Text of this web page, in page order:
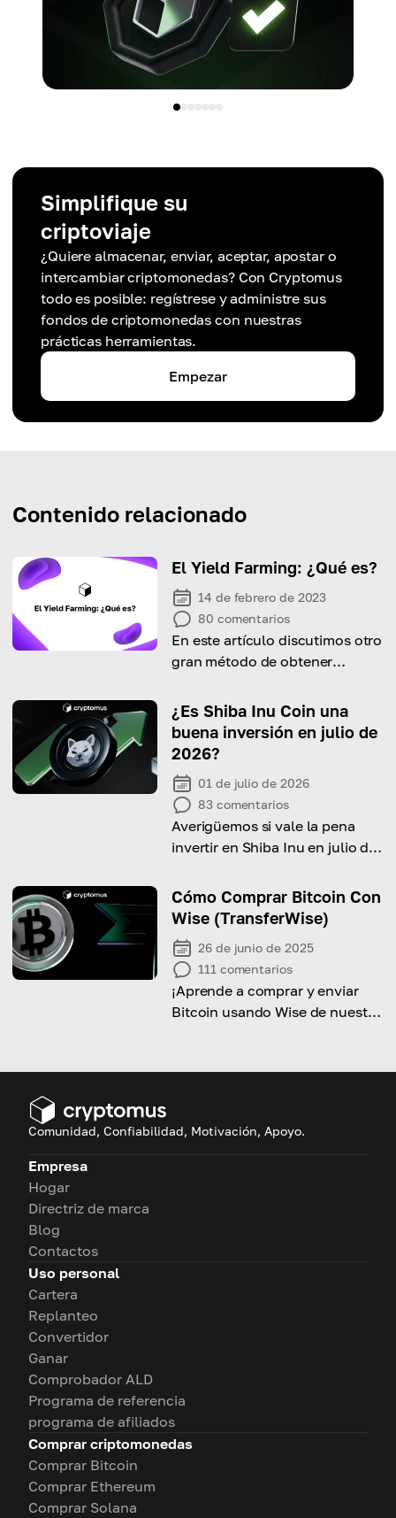
Simplifique su
criptoviaje
¿Quiere almacenar, enviar, aceptar, apostar o
intercambiar criptomonedas? Con Cryptomus
todo es posible: regístrese y administre sus
fondos de criptomonedas con nuestras
prácticas herramientas.
Empezar
Contenido relacionado
El Yield Farming: ¿Qué es?
14 de febrero de 2023
80 comentarios
En este artículo discutimos otro
gran método de obtener
¿Es Shiba Inu Coin una
buena inversión en julio de
2026?
01 de julio de 2026
83 comentarios
Averigüemos si vale la pena
invertir en Shiba Inu en julio de
riesgos conlleva.
Cómo Comprar Bitcoin Con
Wise (TransferWise)
26 de junio de 2025
111 comentarios
¡Aprende a comprar y enviar
Bitcoin usando Wise de nuestra
Comunidad, Confiabilidad, Motivación, Apoyo.
Empresa
Hogar
Directriz de marca
Blog
Contactos
Uso personal
Cartera
Replanteo
Convertidor
Ganar
Comprobador ALD
Programa de referencia
programa de afiliados
Comprar criptomonedas
Comprar Bitcoin
Comprar Ethereum
Comprar Solana